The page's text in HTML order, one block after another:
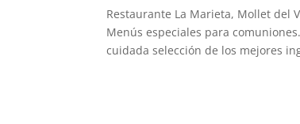
Restaurante La Marieta, Mollet del
Menús especiales para
cuidada selección de los mejores